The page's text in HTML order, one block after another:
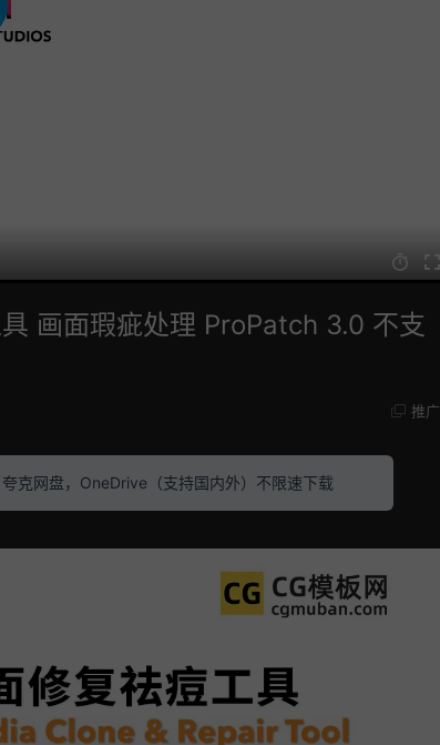
画面瑕疵处理 ProPatch 3.0 不支
推广
克网盘，OneDrive（支持国内外）不限速下载